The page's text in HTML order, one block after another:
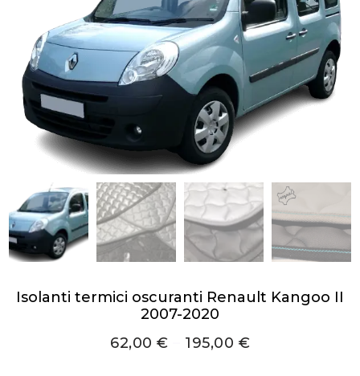
Isolanti termici oscuranti Renault Kangoo II
2007-2020
62,00 € 195,00 €